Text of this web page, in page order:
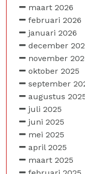
maart 2026
februari 2026
januari 2026
december
november
oktober 2025
september
augustus
juli 2025
juni 2025
mei 2025
april 2025
maart 2025